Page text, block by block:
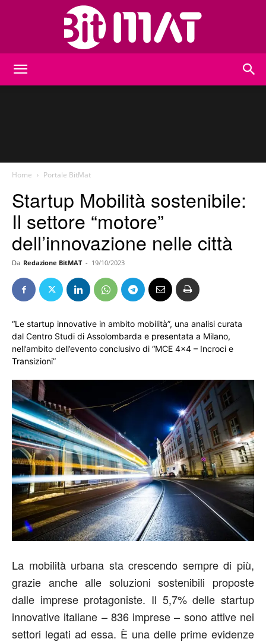
Home Portale BitMat
Startup Mobilità sostenibile:
Il settore “motore”
dell’innovazione nelle città
Da Redazione BitMAT - 19/10/2023
“Le startup innovative in ambito mobilità”, una analisi curata
dal Centro Studi di Assolombarda e presentata a Milano,
nell’ambito dell’evento conclusivo di “MCE 4×4 – Incroci e
Transizioni”
La mobilità urbana sta crescendo sempre di più,
grazie anche alle soluzioni sostenibili proposte
dalle imprese protagoniste. Il 5,7% delle startup
innovative italiane – 836 imprese – sono attive nei
settori legati ad essa. È una delle prime evidenze